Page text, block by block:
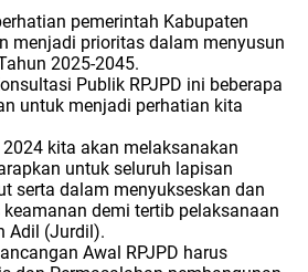
pemerintah Kabupaten
menjadi prioritas dalam menyusun
2025-2045.
Publik RPJPD ini beberapa
untuk menjadi perhatian kita
kita akan melaksanakan
untuk seluruh lapisan
serta dalam menyukseskan dan
demi tertib pelaksanaan
Adil (Jurdil).
Awal RPJPD harus